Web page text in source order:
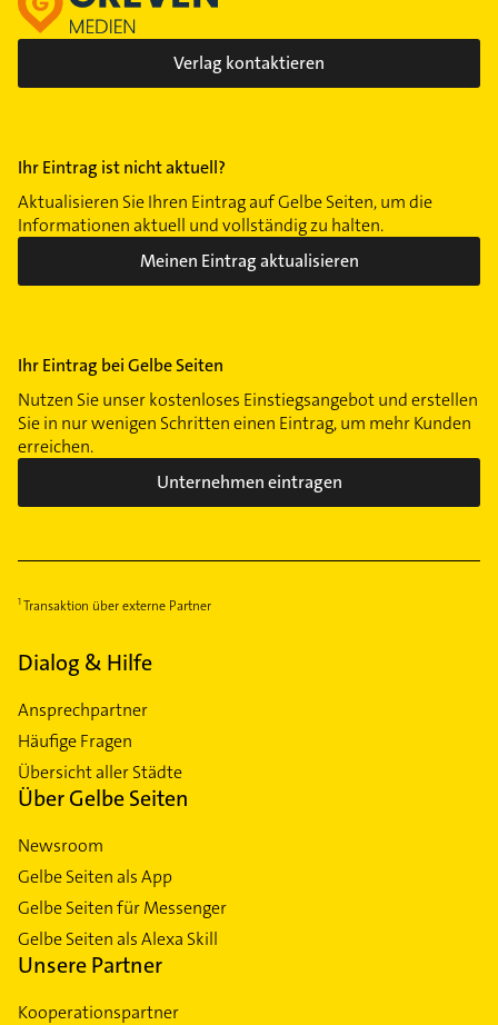
Verlag kontaktieren
Ihr Eintrag ist nicht aktuell?
Aktualisieren Sie Ihren Eintrag auf Gelbe Seiten, um die
Informationen aktuell und vollständig zu halten.
Meinen Eintrag aktualisieren
Ihr Eintrag bei Gelbe Seiten
Nutzen Sie unser kostenloses Einstiegsangebot und erstellen
Sie in nur wenigen Schritten einen Eintrag, um mehr Kunden
erreichen.
Unternehmen eintragen
Transaktion über externe Partner
Dialog & Hilfe
Ansprechpartner
Häufige Fragen
Übersicht aller Städte
Über Gelbe Seiten
Newsroom
Gelbe Seiten als App
Gelbe Seiten für Messenger
Gelbe Seiten als Alexa Skill
Unsere Partner
Kooperationspartner